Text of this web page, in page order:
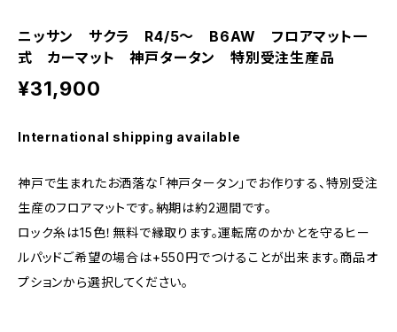
ニッサン サクラ R4/5〜 B6AW フロアマット一
式 カーマット 神戸タータン 特別受注生産品
¥31,900
International shipping available
神戸で生まれたお洒落な「神戸タータン」でお作りする、特別受注
生産のフロアマットです。納期は約2週間です。
ロック糸は15色！無料で縁取ります。運転席のかかとを守るヒー
ルパッドご希望の場合は+550円でつけることが出来ます。商品オ
プションから選択してください。